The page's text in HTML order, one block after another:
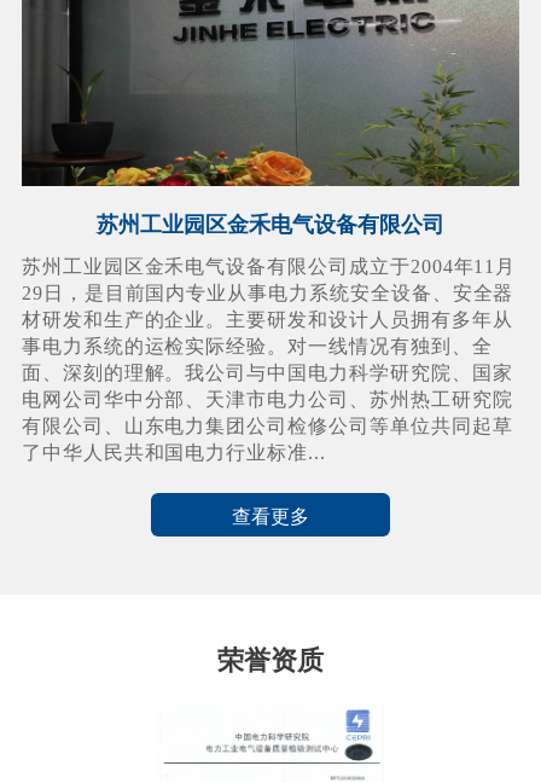
苏州工业园区金禾电气设备有限公司
苏州工业园区金禾电气设备有限公司成立于2004年11月
29日，是目前国内专业从事电力系统安全设备、安全器
材研发和生产的企业。主要研发和设计人员拥有多年从
事电力系统的运检实际经验。对一线情况有独到、全
面、深刻的理解。我公司与中国电力科学研究院、国家
电网公司华中分部、天津市电力公司、苏州热工研究院
有限公司、山东电力集团公司检修公司等单位共同起草
了中华人民共和国电力行业标准...
查看更多
荣誉资质